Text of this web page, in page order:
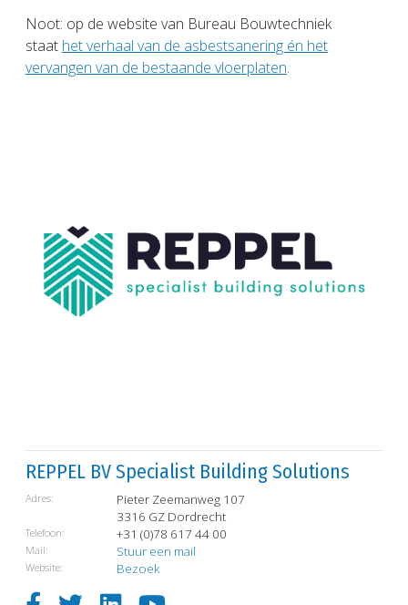
Noot: op de website van Bureau Bouwtechniek
staat het verhaal van de asbestsanering én het
vervangen van de bestaande vloerplaten.
REPPEL BV Specialist Building Solutions
Adres:
Pieter Zeemanweg 107
3316 GZ Dordrecht
Telefoon: +31 (0)78 617 44 00
Mail: Stuur een mail
Website: Bezoek